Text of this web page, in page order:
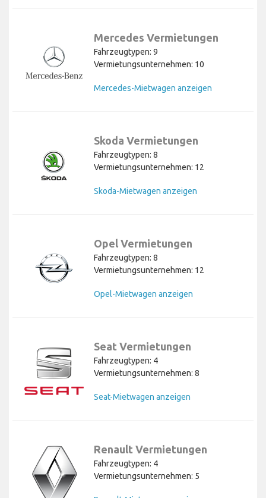
Mercedes Vermietungen
Fahrzeugtypen: 9
Vermietungsunternehmen: 10
Mercedes-Mietwagen anzeigen
Skoda Vermietungen
Fahrzeugtypen: 8
Vermietungsunternehmen: 12
Skoda-Mietwagen anzeigen
Opel Vermietungen
Fahrzeugtypen: 8
Vermietungsunternehmen: 12
Opel-Mietwagen anzeigen
Seat Vermietungen
Fahrzeugtypen: 4
Vermietungsunternehmen: 8
Seat-Mietwagen anzeigen
Renault Vermietungen
Fahrzeugtypen: 4
Vermietungsunternehmen: 5